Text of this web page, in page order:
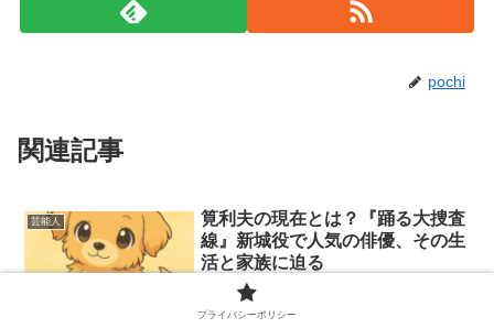
pochi
関連記事
芸能人
筧利夫の現在とは？『踊る大捜査
線』新城役で人気の俳優、その生
活と家族に迫る
『踊る大捜査線』新城役で人気の俳優・
筧利夫の現在の活動、舞台での活躍、落
ち着いた生活スタイル、そして家族との
プライバシーポリシー